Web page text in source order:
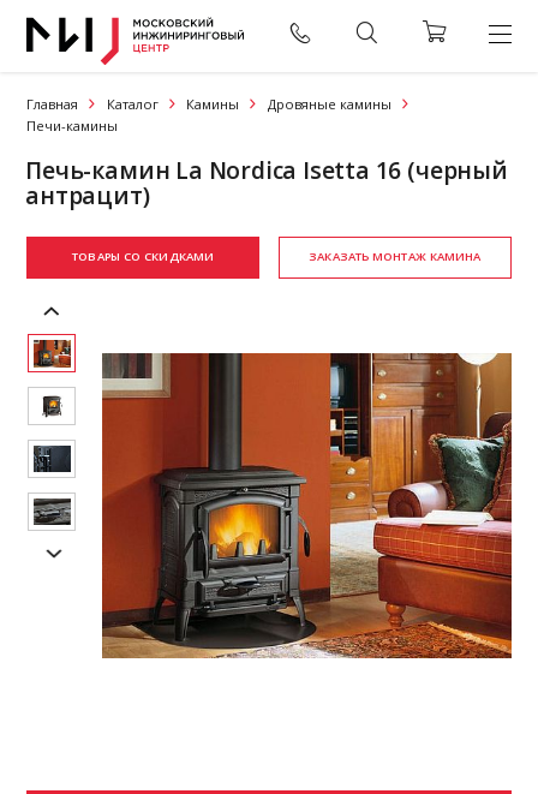
Главная Каталог Камины
Дровяные камины
Печи-камины
Печь-камин La Nordica Isetta 16 (черный
антрацит)
ТОВАРЫ СО СКИДКАМИ ЗАКАЗАТЬ МОНТАЖ КАМИНА